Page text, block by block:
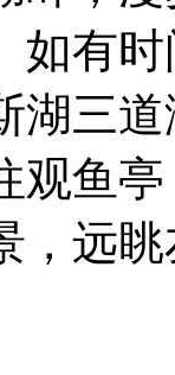
如有
湖三
观鱼
，远